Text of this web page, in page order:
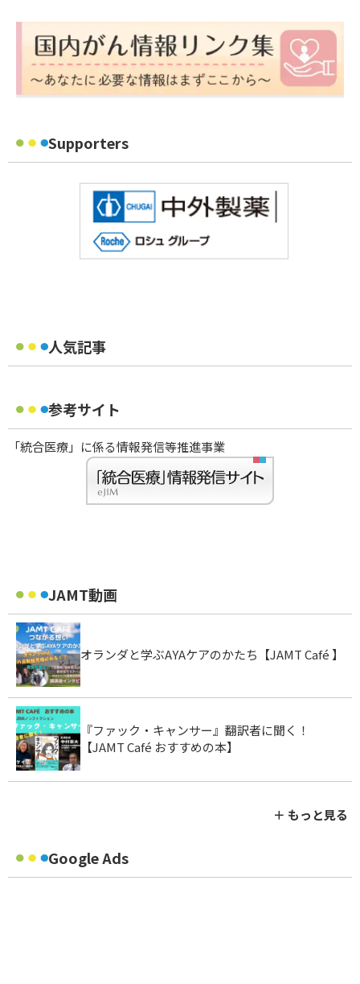
Supporters
人気記事
参考サイト
「統合医療」に係る情報発信等推進事業
JAMT動画
オランダと学ぶAYAケアのかたち【JAMT Café 】
『ファック・キャンサー』翻訳者に聞く！
【JAMT Café おすすめの本】
＋ もっと見る
Google Ads